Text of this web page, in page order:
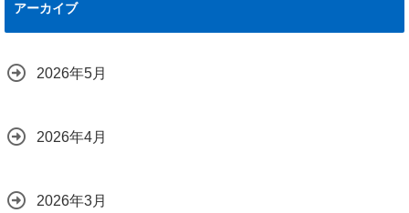
アーカイブ
2026年5月
2026年4月
2026年3月